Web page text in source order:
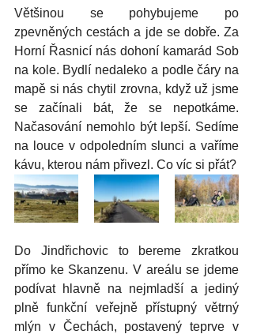
Většinou se pohybujeme po
zpevněných cestách a jde se dobře. Za
Horní Řasnicí nás dohoní kamarád Sob
na kole. Bydlí nedaleko a podle čáry na
mapě si nás chytil zrovna, když už jsme
se začínali bát, že se nepotkáme.
Načasování nemohlo být lepší. Sedíme
na louce v odpoledním slunci a vaříme
kávu, kterou nám přivezl. Co víc si přát?
Do Jindřichovic to bereme zkratkou
přímo ke Skanzenu. V areálu se jdeme
podívat hlavně na nejmladší a jediný
plně funkční veřejně přístupný větrný
mlýn v Čechách, postavený teprve v